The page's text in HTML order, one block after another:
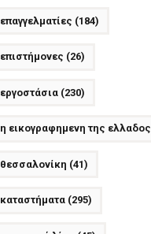
επαγγελματίες (184)
επιστήμονες (26)
εργοστάσια(230)
η εικογραφημενη της ελλαδος
θεσσαλονίκη (41)
καταστήματα(295)